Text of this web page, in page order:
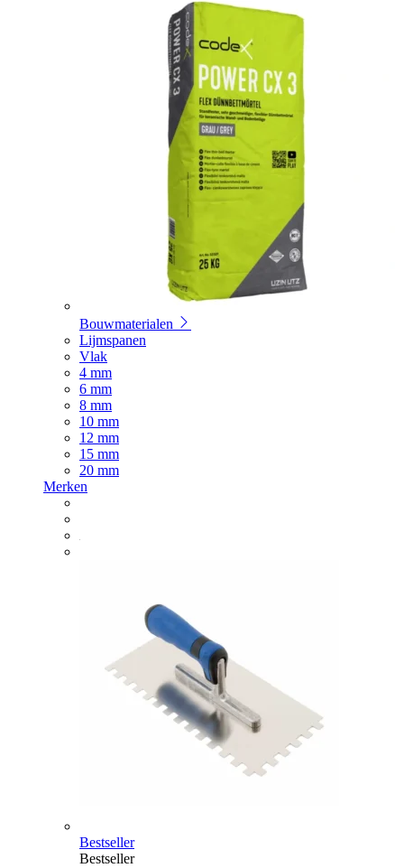
Bouwmaterialen
Lijmspanen
Vlak
4 mm
6 mm
8 mm
10 mm
12 mm
15 mm
20 mm
Merken
Bestseller
Bestseller